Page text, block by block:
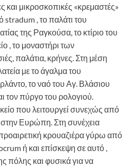
μικροσκοπικές «κρεμαστές»
stradum , το παλάτι του
της Ραγκούσα, το κτίριο του
, το μοναστήρι των
παλάτια, κρήνες. Στη μέση
με το άγαλμα του
το ναό του Αγ. Βλάσιου
τον πύργο του ρολογιού.
που λειτουργεί συνεχώς από
Ευρώπη. Στη συνέχεια
κρουαζιέρα γύρω από
ή και επίσκεψη σε αυτό ,
πόλης και φυσικά για να